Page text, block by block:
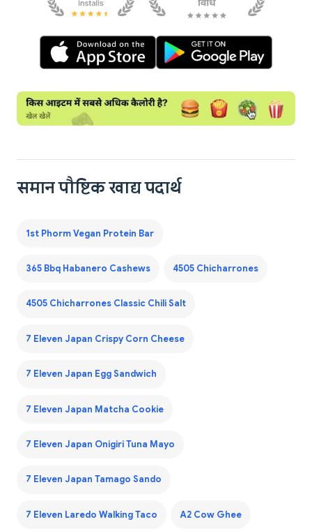
समान पौष्टिक खाद्य पदार्थ
1st Phorm Vegan Protein Bar
365 Bbq Habanero Cashews 4505 Chicharrones
4505 Chicharrones Classic Chili Salt
7 Eleven Japan Crispy Corn Cheese
7 Eleven Japan Egg Sandwich
7 Eleven Japan Matcha Cookie
7 Eleven Japan Onigiri Tuna Mayo
7 Eleven Japan Tamago Sando
7 Eleven Laredo Walking Taco A2 Cow Ghee